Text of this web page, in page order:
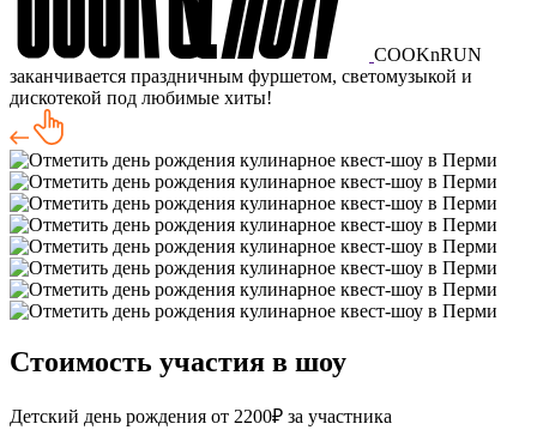
COOKnRUN
заканчивается праздничным фуршетом, светомузыкой и
дискотекой под любимые хиты!
Стоимость участия в шоу
Детский день рождения от 2200₽ за участника